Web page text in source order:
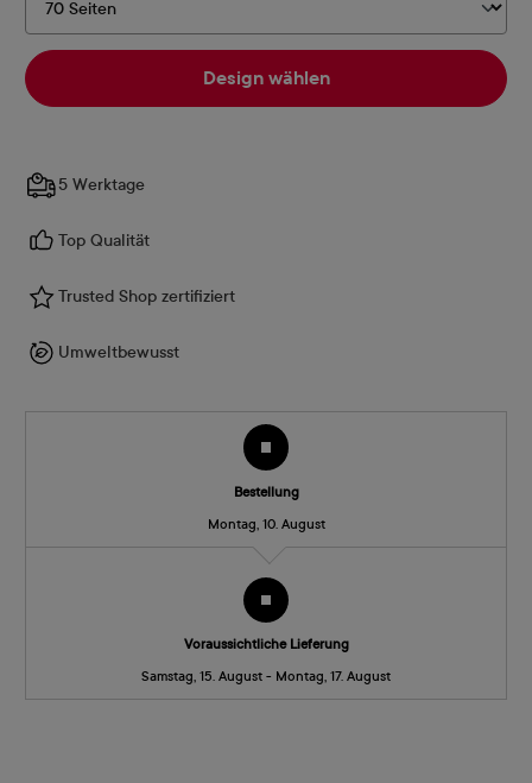
Design wählen
5 Werktage
Top Qualität
Trusted Shop zertifiziert
Umweltbewusst
Bestellung
Montag, 10. August
Voraussichtliche Lieferung
Samstag, 15. August - Montag, 17. August